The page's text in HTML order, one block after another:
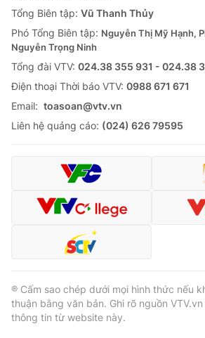
Tổng Biên tập: Vũ Thanh Thủy
Phó Tổng Biên tập: Nguyễn Thị Mỹ Hạnh,
Nguyễn Trọng Ninh
Tổng đài VTV: 024.38 355 931 - 024.38
Ðiện thoại Thời báo VTV: 0988 671 671
Email: toasoan@vtv.vn
Liên hệ quảng cáo: (024) 626 79595
® Cấm sao chép dưới mọi hình thức nếu
thuận bằng văn bản. Ghi rõ nguồn
thông tin từ website này.